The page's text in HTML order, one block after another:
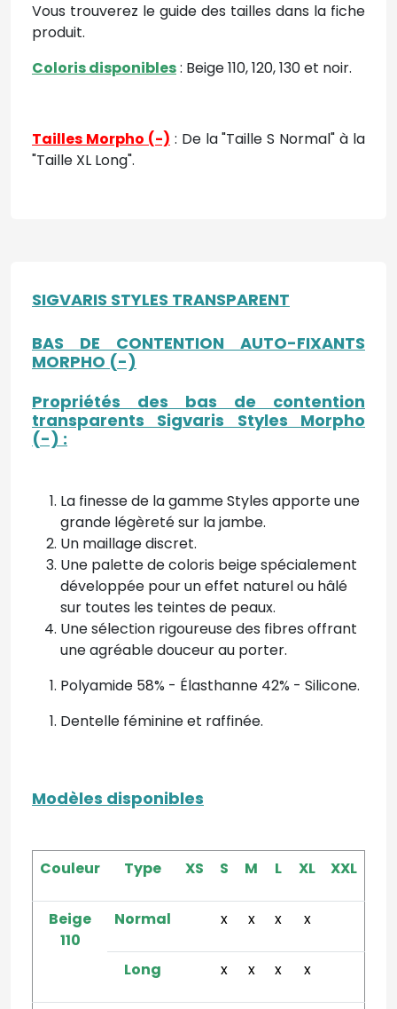
Vous trouverez le guide des tailles dans la fiche
produit.
Coloris disponibles: Beige 110, 120, 130 et noir.
Tailles Morpho (-) : De la "Taille S Normal" à la
"Taille XL Long".
SIGVARIS STYLES TRANSPARENT
BAS DE CONTENTION AUTO-FIXANTS
MORPHO (-)
Propriétés des bas de contention
transparents Sigvaris Styles Morpho
(-) :
La finesse de la gamme Styles apporte une
grande légèreté sur la jambe.
Un maillage discret.
Une palette de coloris beige spécialement
développée pour un effet naturel ou hâlé
sur toutes les teintes de peaux.
Une sélection rigoureuse des fibres offrant
une agréable douceur au porter.
Polyamide 58% - Élasthanne 42% - Silicone.
Dentelle féminine et raffinée.
Modèles disponibles
Couleur Type XS S M L XL XXL
Beige
110
Normal x x x x
Long x x x x